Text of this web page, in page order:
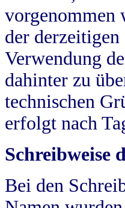
vorgenommen
der
Verwendung
dahinter zu
technischen
erfolgt nach
Schreibweise
Bei den